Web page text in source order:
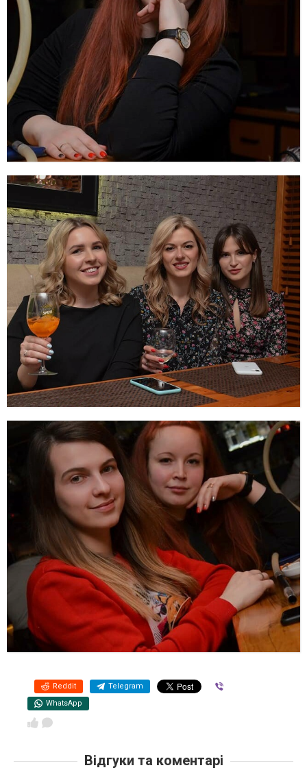
Reddit Telegram
WhatsApp
Відгуки та коментарі